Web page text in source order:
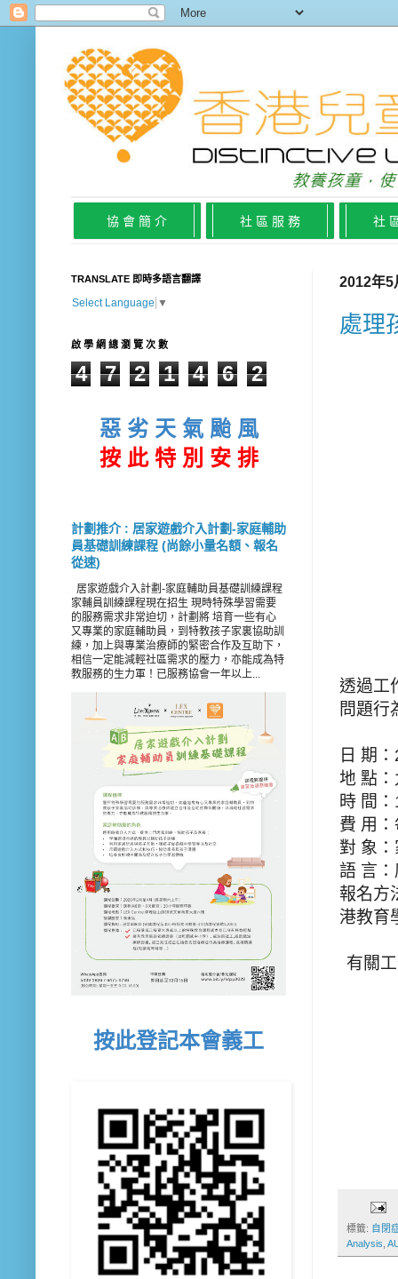
協 會 簡 介 社 區 服 務 社
2012年5
處理
透過工
問題行
日 期
地 點
時 間
費 用
對 象
語 言
報名方
港教育
有關
標籤: 自閉
Analysis
TRANSLATE 即時多語言翻譯
Select Language ▼
啟 學 網 總 瀏 覽 次 數
4 7 2 1 4 6 2
惡 劣 天 氣 颱 風
按 此 特 別 安 排
計劃推介 : 居家遊戲介入計劃-家庭輔助
員基礎訓練課程 (尚餘小量名額、報名
從速)
居家遊戲介入計劃-家庭輔助員基礎訓練課程
家輔員訓練課程現在招生 現時特殊學習需要
的服務需求非常迫切，計劃將 培育一些有心
又專業的家庭輔助員，到特教孩子家裏協助訓
練，加上與專業治療師的緊密合作及互助下，
相信一定能減輕社區需求的壓力，亦能成為特
教服務的生力軍！已服務協會一年以上...
按此登記本會義工